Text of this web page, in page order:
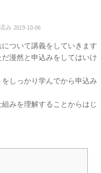
み 2019-10-06
ついて講義をしていきます
漫然と申込みをしてはいけ
しっかり学んでから申込み
みを理解することからはじ